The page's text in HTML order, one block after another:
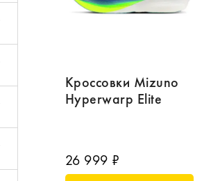
Кроссовки Mizuno
Hyperwarp Elite
26 999 ₽